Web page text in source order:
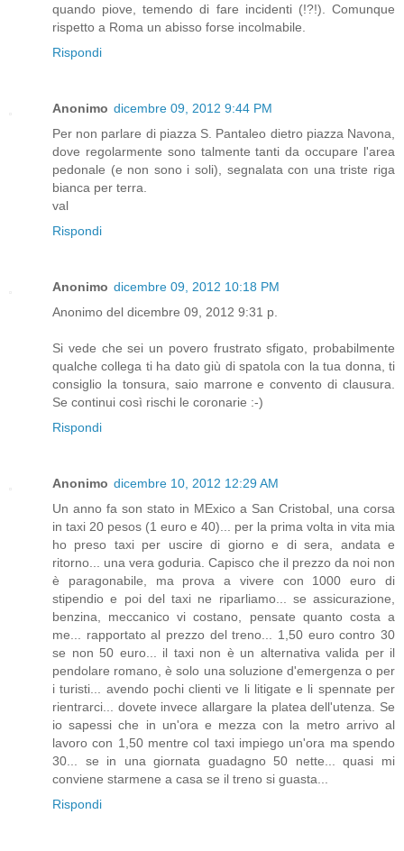
quando piove, temendo di fare incidenti (!?!). Comunque
rispetto a Roma un abisso forse incolmabile.
Rispondi
Anonimo dicembre 09, 2012 9:44 PM
Per non parlare di piazza S. Pantaleo dietro piazza Navona,
dove regolarmente sono talmente tanti da occupare l'area
pedonale (e non sono i soli), segnalata con una triste riga
bianca per terra.
val
Rispondi
Anonimo dicembre 09, 2012 10:18 PM
Anonimo del dicembre 09, 2012 9:31 p.
Si vede che sei un povero frustrato sfigato, probabilmente
qualche collega ti ha dato giù di spatola con la tua donna, ti
consiglio la tonsura, saio marrone e convento di clausura.
Se continui così rischi le coronarie :-)
Rispondi
Anonimo dicembre 10, 2012 12:29 AM
Un anno fa son stato in MExico a San Cristobal, una corsa
in taxi 20 pesos (1 euro e 40)... per la prima volta in vita mia
ho preso taxi per uscire di giorno e di sera, andata e
ritorno... una vera goduria. Capisco che il prezzo da noi non
è paragonabile, ma prova a vivere con 1000 euro di
stipendio e poi del taxi ne riparliamo... se assicurazione,
benzina, meccanico vi costano, pensate quanto costa a
me... rapportato al prezzo del treno... 1,50 euro contro 30
se non 50 euro... il taxi non è un alternativa valida per il
pendolare romano, è solo una soluzione d'emergenza o per
i turisti... avendo pochi clienti ve li litigate e li spennate per
rientrarci... dovete invece allargare la platea dell'utenza. Se
io sapessi che in un'ora e mezza con la metro arrivo al
lavoro con 1,50 mentre col taxi impiego un'ora ma spendo
30... se in una giornata guadagno 50 nette... quasi mi
conviene starmene a casa se il treno si guasta...
Rispondi